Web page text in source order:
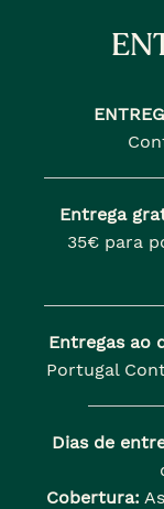
Entrega
35€ para
Entregas ao
Portugal
Dias de
Cobertura: